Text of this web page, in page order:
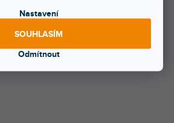
Nastavení
Odmítnout
SOUHLASÍM
/ ks
Ušetříte0 Kč